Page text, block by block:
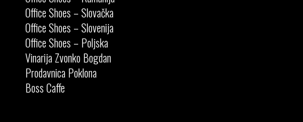
Office Shoes – Slovačka
Office Shoes – Slovenija
Office Shoes – Poljska
Vinarija Zvonko Bogdan
Prodavnica Poklona
Boss Caffe